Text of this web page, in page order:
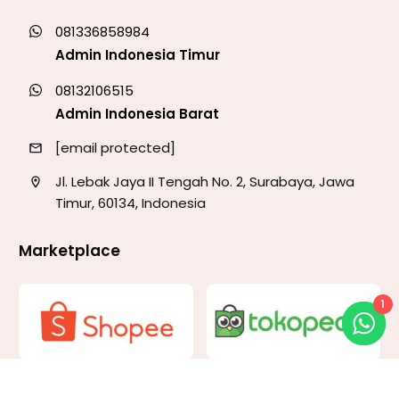
081336858984
Admin Indonesia Timur
08132106515
Admin Indonesia Barat
[email protected]
Jl. Lebak Jaya II Tengah No. 2, Surabaya, Jawa
Timur, 60134, Indonesia
Marketplace
1